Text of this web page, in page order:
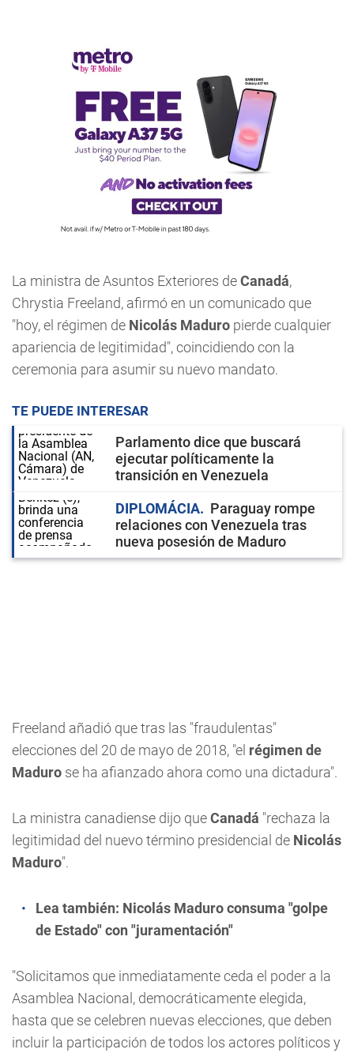
La ministra de Asuntos Exteriores deCanadá,
Chrystia Freeland, afirmó en un comunicado que
"hoy, el régimen de Nicolás Maduro pierde cualquier
apariencia de legitimidad", coincidiendo con la
ceremonia para asumir su nuevo mandato.
TE PUEDE INTERESAR
Parlamento dice que buscará
ejecutar políticamente la
transición en Venezuela
DIPLOMÁCIA
Paraguay rompe
relaciones con Venezuela tras
nueva posesión de Maduro
Freeland añadió que tras las "fraudulentas"
elecciones del 20 de mayo de 2018, "el régimen de
Maduro se ha afianzado ahora como una dictadura".
La ministra canadiense dijo queCanadá "rechaza la
legitimidad del nuevo término presidencial de Nicolás
Maduro".
Lea también: Nicolás Maduro consuma "golpe
de Estado" con "juramentación"
"Solicitamos que inmediatamente ceda el poder a la
Asamblea Nacional, democráticamente elegida,
hasta que se celebren nuevas elecciones, que deben
incluir la participación de todos los actores políticos y